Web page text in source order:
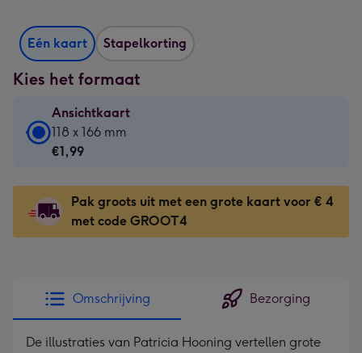
Eén kaart Stapelkorting
Kies het formaat
Ansichtkaart
Ansichtkaart
-
-
118
x
Dimensions:
118
x
118 x 166 mm
€1,99
Pak groots uit met een grote kaart voor € 4
met code GROOT4
Omschrijving Bezorging
De illustraties van Patricia Hooning vertellen grote